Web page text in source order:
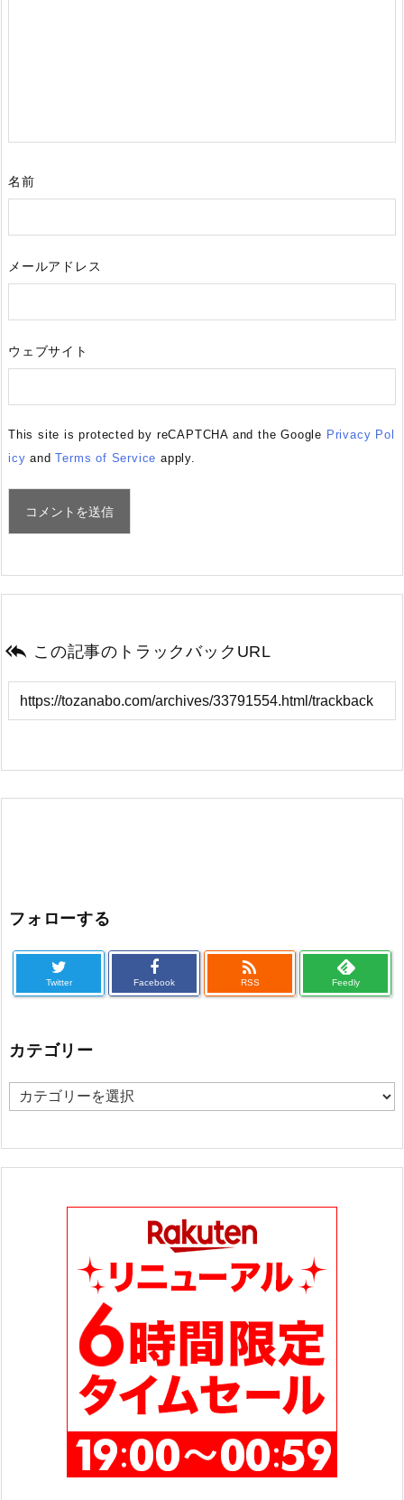
名前
メールアドレス
ウェブサイト
This site is protected by reCAPTCHA and the Google Privacy Pol
icy andTerms of Service apply.
 この記事のトラックバックURL
フォローする
Twitter Facebook

RSS Feedly
カテゴリー
カ
ゴ